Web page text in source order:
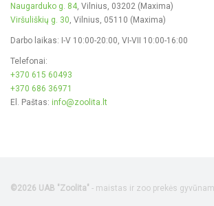
Naugarduko g. 84, Vilnius, 03202 (Maxima)
Viršuliškių g. 30, Vilnius, 05110 (Maxima)
Darbo laikas: I-V 10:00-20:00, VI-VII 10:00-16:00
Telefonai:
+370 615 60493
+370 686 36971
El. Paštas: info@zoolita.lt
©2026 UAB "Zoolita" - maistas ir zoo prekės